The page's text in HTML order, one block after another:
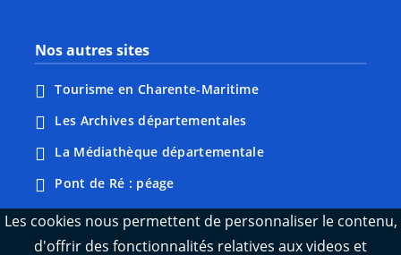
Nos autres sites
Tourisme en Charente-Maritime
Les Archives départementales
La Médiathèque départementale
Pont de Ré : péage
Webcams : Ré info trafic
Webcams : Oléron info trafic
Les cookies nous permettent de personnaliser le contenu,
d'offrir des fonctionnalités relatives aux videos et